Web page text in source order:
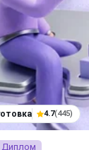
4.7(445)
Диплом